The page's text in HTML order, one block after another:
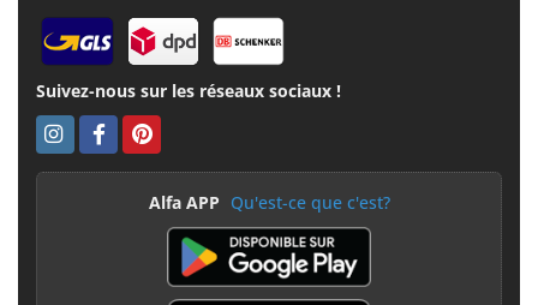
Suivez-nous sur les réseaux sociaux !
Alfa APP Qu'est-ce que c'est?